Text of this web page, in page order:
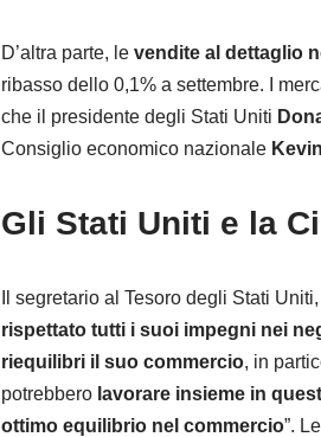
D’altra parte, le vendite al dettaglio
ribasso dello 0,1% a settembre. I
che il presidente degli Stati Uniti
Consiglio economico nazionale
Gli Stati Uniti e la
Il segretario al Tesoro degli Stati Uniti,
rispettato tutti i suoi impegni nei
riequilibri il suo commercio, in
potrebbero lavorare insieme in
ottimo equilibrio nel commercio”.